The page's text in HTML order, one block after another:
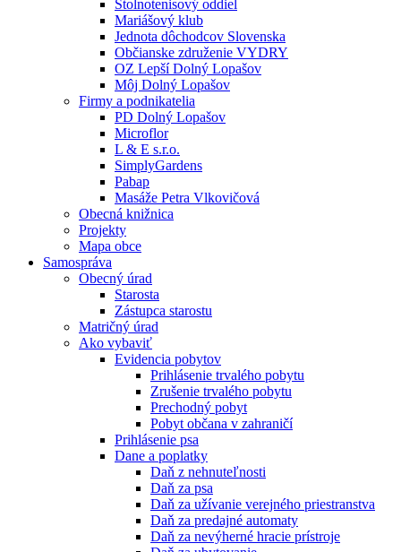
Stolnotenisový oddiel
Mariášový klub
Jednota dôchodcov Slovenska
Občianske združenie VYDRY
OZ Lepší Dolný Lopašov
Môj Dolný Lopašov
Firmy a podnikatelia
PD Dolný Lopašov
Microflor
L & E s.r.o.
SimplyGardens
Pabap
Masáže Petra Vlkovičová
Obecná knižnica
Projekty
Mapa obce
Samospráva
Obecný úrad
Starosta
Zástupca starostu
Matričný úrad
Ako vybaviť
Evidencia pobytov
Prihlásenie trvalého pobytu
Zrušenie trvalého pobytu
Prechodný pobyt
Pobyt občana v zahraničí
Prihlásenie psa
Dane a poplatky
Daň z nehnuteľnosti
Daň za psa
Daň za užívanie verejného priestranstva
Daň za predajné automaty
Daň za nevýherné hracie prístroje